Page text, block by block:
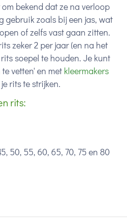
bekend dat ze na verloop
gebruik zoals bij een jas, wat
of zelfs vast gaan zitten.
zeker 2 per jaar (en na het
soepel te houden. Je kunt
vetten' en met kleermakers
rits te strijken.
rits:
50, 55, 60, 65, 70, 75 en 80